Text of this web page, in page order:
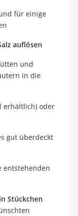
für einige
auflösen
und
in die
erhältlich) oder
gut überdeckt
entstehenden
Stückchen